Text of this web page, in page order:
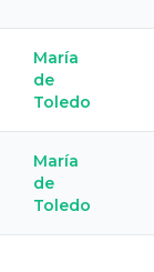
María
de
Toledo
María
de
Toledo